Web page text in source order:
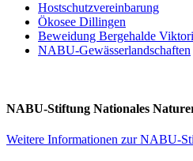
Hostschutzvereinbarung
Ökosee Dillingen
Beweidung Bergehalde
NABU-Gewässerlandschaften
NABU-Stiftung Nationales
Weitere Informationen zur NABU-